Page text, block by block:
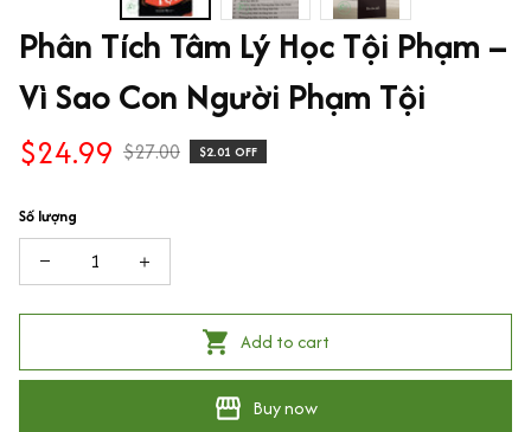
Phân Tích Tâm Lý Học Tội Phạm –
Vì Sao Con Người Phạm Tội
$24.99 $27.00 $2.01 OFF
Số lượng
Add to cart
Buy now